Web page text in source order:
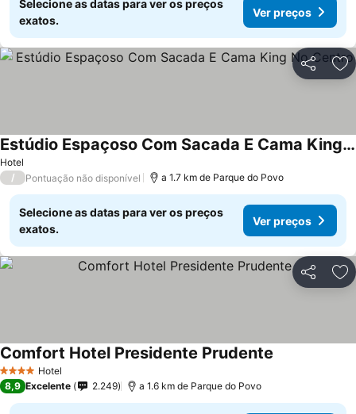
Selecione as datas para ver os preços
exatos.
Ver preços
Partilhar
Hotel
Estúdio Espaçoso Com Sacada E Cama King No Centro
/ Pontuação não disponível a 1.7 km de Parque do Povo
Selecione as datas para ver os preços
exatos.
Ver preços
Partilhar
4 EstrelasHotel
Comfort Hotel Presidente Prudente
8,9 Excelente 2.249 a 1.6 km de Parque do Povo